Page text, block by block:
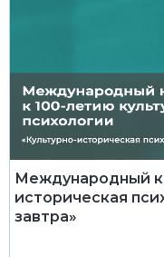
Международный
историческая
завтра»